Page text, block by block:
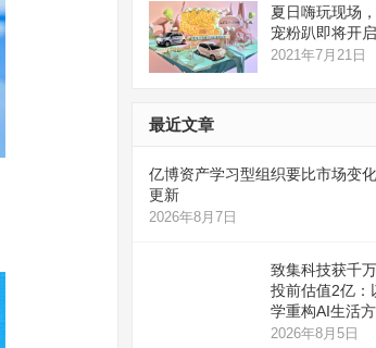
夏日嗨玩现场
宠粉趴即将开启
2021年7月21日
最近文章
亿博资产学习型组织要比市场变
更新
2026年8月7日
致集科技获千
投前估值2亿：
学重构AI生活
2026年8月5日